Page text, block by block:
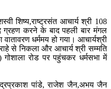
शिष्य,राष्ट्रसंत आचार्य श्री 108
ग्रहण करने के बाद पहली बार मंगल
धर्ममय हो गया। आचार्यश्री
से निकला और आचार्य श्री सम्मति
गोशाला रोड पर पहुंचकर धर्मसभा में
पांडे, राजेश जैन,अभय जैन